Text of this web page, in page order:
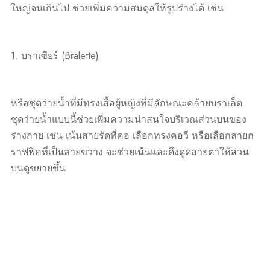
ใหญ่จนเกินไป ช่วยเพิ่มความสมดุลให้รูปร่างได้ เช่น
1. บราเซียร์ (Bralette)
หรือชุดว่ายน้ำที่มีทรงเสื้อผู้หญิงที่มีลักษณะคล้ายบราเล็ต
ชุดว่ายน้ำแบบนี้ช่วยเพิ่มความน่าสนใจบริเวณส่วนบนของ
ร่างกาย เช่น เน้นสายรัดที่คอ เลือกทรงคอวี หรือเลือกลายก
ราฟฟิคที่เป็นลายขวาง จะช่วยเน้นและดึงดูดสายตาให้ส่วน
บนดูขยายขึ้น